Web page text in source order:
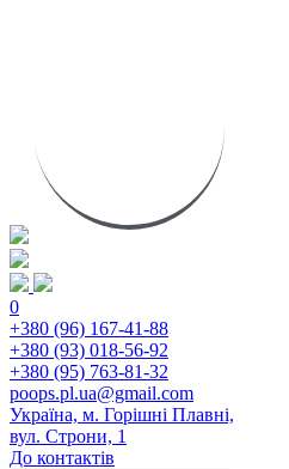
0
+380 (96) 167-41-88
+380 (93) 018-56-92
+380 (95) 763-81-32
poops.pl.ua@gmail.com
Україна, м. Горішні Плавні,
вул. Строни, 1
До контактів